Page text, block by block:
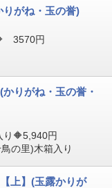
りがね・玉の誉)
3570円
りがね・玉の誉・
🔶5,940円
の里)木箱入り
上】(玉露かりが